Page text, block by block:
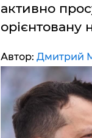
активно
орієнтовану
Автор: Дмитрий